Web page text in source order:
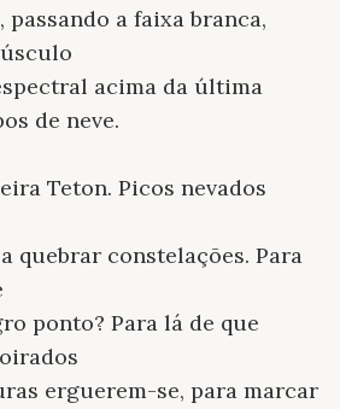
a faixa branca,
acima da última
de neve.
Teton. Picos nevados
quebrar constelações. Para
ponto? Para lá de que
erguerem-se, para marcar